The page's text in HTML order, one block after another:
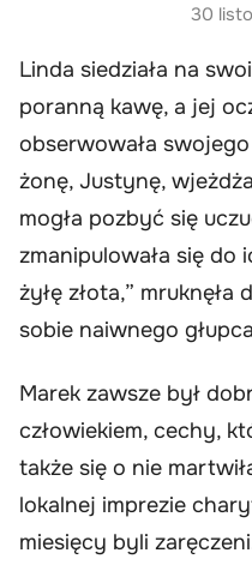
30
Linda siedziała na
poranną kawę, a jej
obserwowała
żonę, Justynę,
mogła pozbyć się
zmanipulowała się do
żyłę złota,” mruknęła
sobie naiwnego
Marek zawsze był
człowiekiem, cechy,
także się o nie
lokalnej imprezie
miesięcy byli